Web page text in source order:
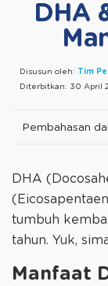
DHA
Disusun oleh: Tim
Diterbitkan: 30 April
Pembahasan
DHA
tumbuh
tahun. Yuk,
Manfaat